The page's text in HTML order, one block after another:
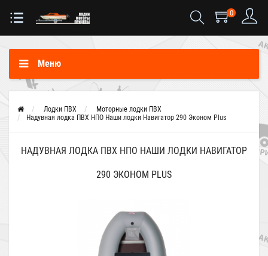
0
Меню
Лодки ПВХ
Моторные лодки ПВХ
Надувная лодка ПВХ НПО Наши лодки Навигатор 290 Эконом Plus
НАДУВНАЯ ЛОДКА ПВХ НПО НАШИ ЛОДКИ НАВИГАТОР
290 ЭКОНОМ PLUS